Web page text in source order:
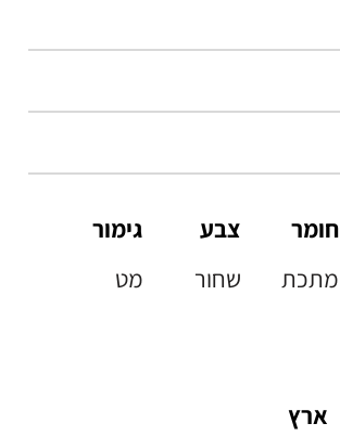
חומר
מתכת
צבע
שחור
גימור
מט
ארץ